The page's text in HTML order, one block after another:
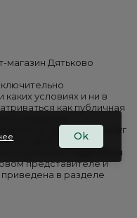
магазин Дятьково
условиях и ни в
как публичная
и стоимость
сервисных услуг
на сайте. Цены на
от региона. Подробная
представителе и
приведена в разделе
Ok